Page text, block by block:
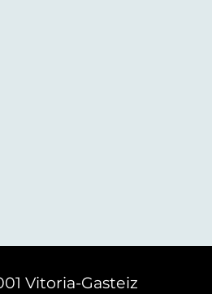
Vitoria-Gasteiz